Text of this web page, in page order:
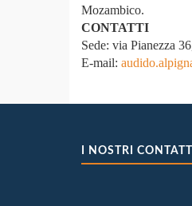
Mozambico.
CONTATTI
Sede: via Pianezza
E-mail:
I NOSTRI CONTATTI